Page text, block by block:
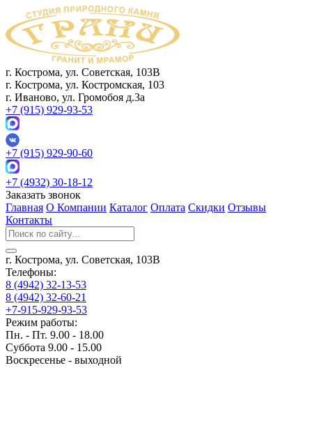
г. Кострома, ул. Советская, 103В
г. Кострома, ул. Костромская, 103
г. Иваново, ул. Громобоя д.3а
+7 (915) 929-93-53
+7 (915) 929-90-60
+7 (4932) 30-18-12
Заказать звонок
Главная О Компании Каталог Оплата Скидки Отзывы
Контакты
г. Кострома, ул. Советская, 103В
Телефоны:
8 (4942) 32-13-53
8 (4942) 32-60-21
+7-915-929-93-53
Режим работы:
Пн. - Пт. 9.00 - 18.00
Суббота 9.00 - 15.00
Воскресенье - выходной